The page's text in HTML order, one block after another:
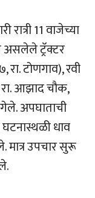
11 वाजेच्या
असलेले ट्रॅक्टर
टोणगाव), रवी
आझाद चौक,
अपघाताची
घटनास्थळी धाव
उपचार सुरू